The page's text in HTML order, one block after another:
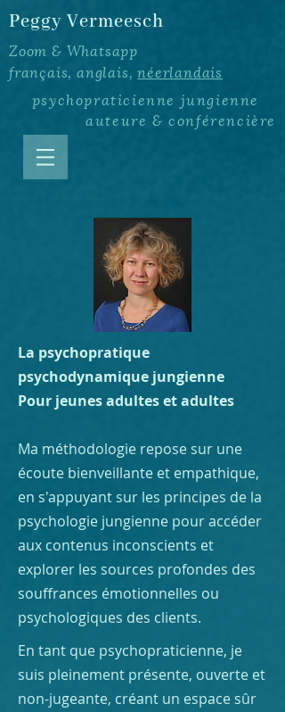
Peggy Vermeesch
Zoom & Whatsapp
français, anglais,néerlandais
psychopraticienne jungienne
auteure &conférencière
La psychopratique
psychodynamique jungienne
Pour jeunes adultes et adultes
Ma méthodologie repose sur une
écoute bienveillante et empathique,
en s'appuyant sur les principes de la
psychologie jungienne pour accéder
aux contenus inconscients et
explorer les sources profondes des
souffrances émotionnelles ou
psychologiques des clients.
En tant que psychopraticienne, je
suis pleinement présente, ouverte et
non-jugeante, créant un espace sûr